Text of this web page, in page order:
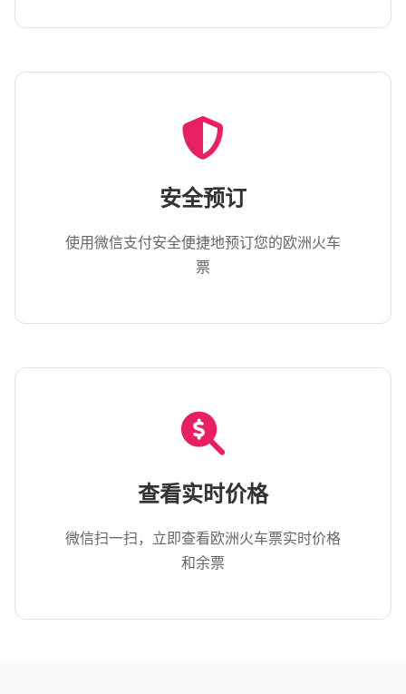
安全预订
使用微信支付安全便捷地预订您的欧洲火车
票
查看实时价格
微信扫一扫，立即查看欧洲火车票实时价格
和余票